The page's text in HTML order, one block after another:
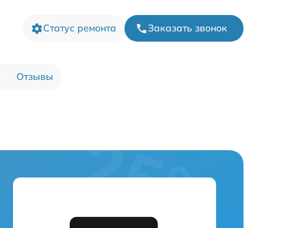
Статус ремонта Заказать звонок
Отзывы